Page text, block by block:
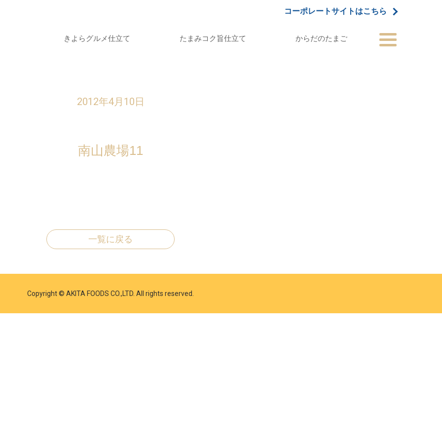
コーポレートサイトはこちら
きよらグルメ仕立て たまみコク旨仕立て からだのたまご
2012年4月10日
南山農場11
一覧に戻る
Copyright © AKITA FOODS CO.,LTD. All rights reserved.